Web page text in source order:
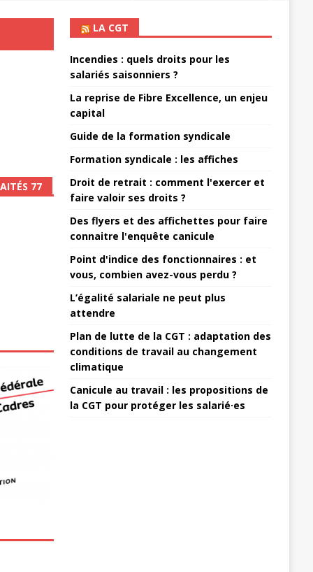
77
LA CGT
Incendies : quels droits pour les
salariés saisonniers ?
La reprise de Fibre Excellence, un enjeu
capital
Guide de la formation syndicale
Formation syndicale : les affiches
Droit de retrait : comment l'exercer et
faire valoir ses droits ?
Des flyers et des affichettes pour faire
connaitre l'enquête canicule
Point d'indice des fonctionnaires : et
vous, combien avez-vous perdu ?
L’égalité salariale ne peut plus
attendre
Plan de lutte de la CGT : adaptation des
conditions de travail au changement
climatique
Canicule au travail : les propositions de
la CGT pour protéger les salarié·es